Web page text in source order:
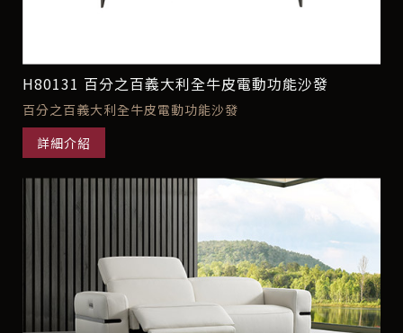
H80131 百分之百義大利全牛皮電動功能沙發
百分之百義大利全牛皮電動功能沙發
詳細介紹